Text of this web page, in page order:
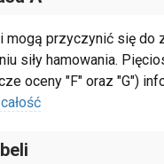
przyczynić się do
siły hamowania.
oceny "F" oraz "G")